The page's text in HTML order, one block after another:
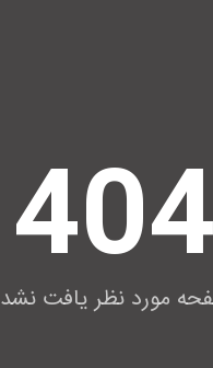
404
مورد نظر یافت نشد